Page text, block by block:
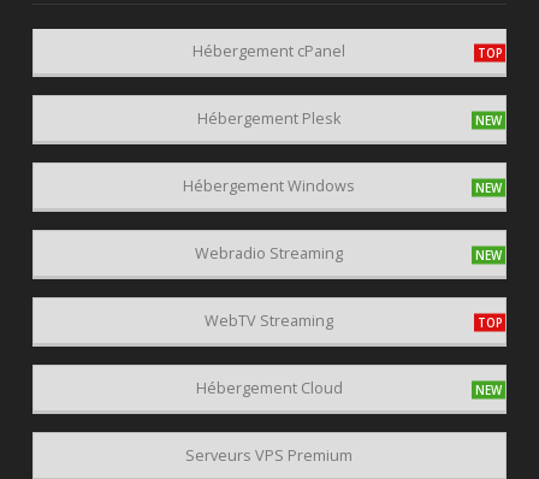
Hébergement cPanel
Hébergement Plesk
Hébergement Windows
Webradio Streaming
WebTV Streaming
Hébergement Cloud
Serveurs VPS Premium